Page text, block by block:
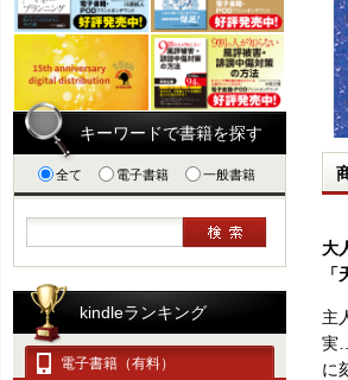
大
主
実
に
キーワードで書籍を探す
全て 電子書籍 一般書籍
kindleランキング
電子書籍（有料）